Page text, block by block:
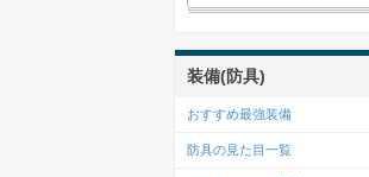
装備(防具)
おすすめ最強装備
防具の見た目一覧